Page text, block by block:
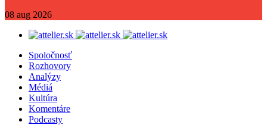
08 aug 2026
Spoločnosť
Rozhovory
Analýzy
Médiá
Kultúra
Komentáre
Podcasty